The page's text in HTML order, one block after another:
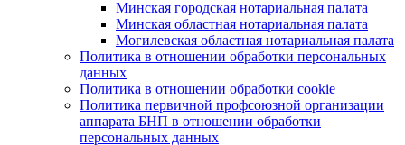
Минская городская нотариальная палата
Минская областная нотариальная палата
Могилевская областная нотариальная палата
Политика в отношении обработки персональных
данных
Политика в отношении обработки cookie
Политика первичной профсоюзной организации
аппарата БНП в отношении обработки
персональных данных